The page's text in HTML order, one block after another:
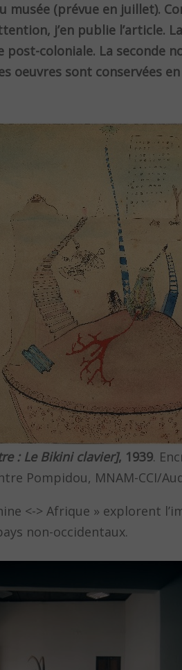
musée (prévue en juillet).
j’en publie l’article.
post-coloniale. La seconde
oeuvres sont conservées
: Le Bikini clavier], 1939.
Pompidou, MNAM-CCI/
<-> Afrique » explorent
non-occidentaux.